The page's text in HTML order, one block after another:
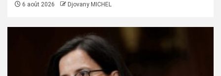
6 août 2026 Djovany MICHEL